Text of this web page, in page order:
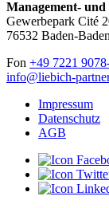
Management-
Gewerbepark Cité
76532 Baden-Baden
Fon +49 7221
info@liebich-
Impressum
Datenschutz
AGB